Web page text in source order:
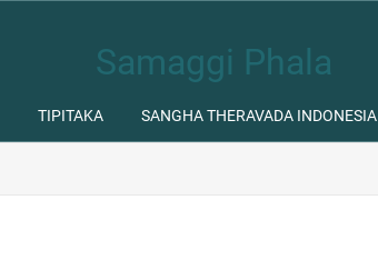
Samaggi Phala
TIPITAKA SANGHA THERAVADA INDONESIA